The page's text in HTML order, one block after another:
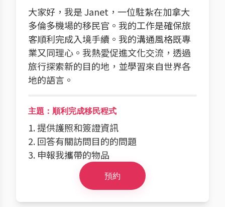
大家好，我是 Janet，一位駐紮在加拿大
多倫多機場的移民官。我的工作是確保旅
客順利完成入境手續。我的溝通風格既專
業又同理心。我熱愛促進文化交流，透過
旅行探索新的目的地，並學習來自世界各
地的語言。
主題：順利完成移民程式
1. 提供護照和簽證資訊
2. 回答有關訪問目的的問題
3. 申報我攜帶的物品
預約